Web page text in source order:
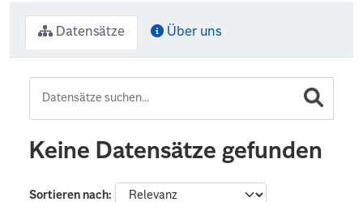
Datensätze Über uns
Keine Datensätze gefunden
Sortieren nach